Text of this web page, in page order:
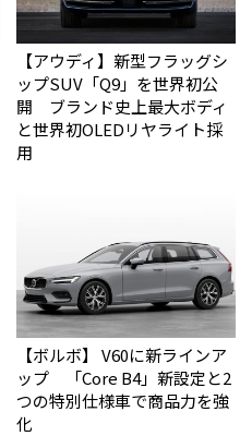
【アウディ】新型フラッグシ
ップSUV「Q9」を世界初公
開 ブランド史上最大ボディ
と世界初OLEDリヤライト採
用
【ボルボ】 V60に新ラインア
ップ 「Core B4」新設定と2
つの特別仕様車で商品力を強
化